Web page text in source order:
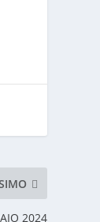
2024